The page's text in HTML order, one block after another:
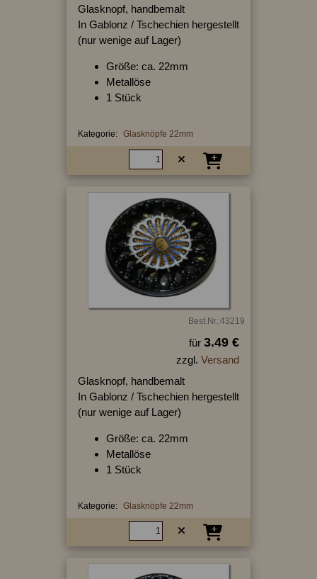
Glasknopf, handbemalt
In Gablonz / Tschechien hergestellt
(nur wenige auf Lager)
Größe: ca. 22mm
Metallöse
1 Stück
Kategorie: Glasknöpfe 22mm
Best.Nr.:43219
für 3.49 €
zzgl. Versand
Glasknopf, handbemalt
In Gablonz / Tschechien hergestellt
(nur wenige auf Lager)
Größe: ca. 22mm
Metallöse
1 Stück
Kategorie: Glasknöpfe 22mm